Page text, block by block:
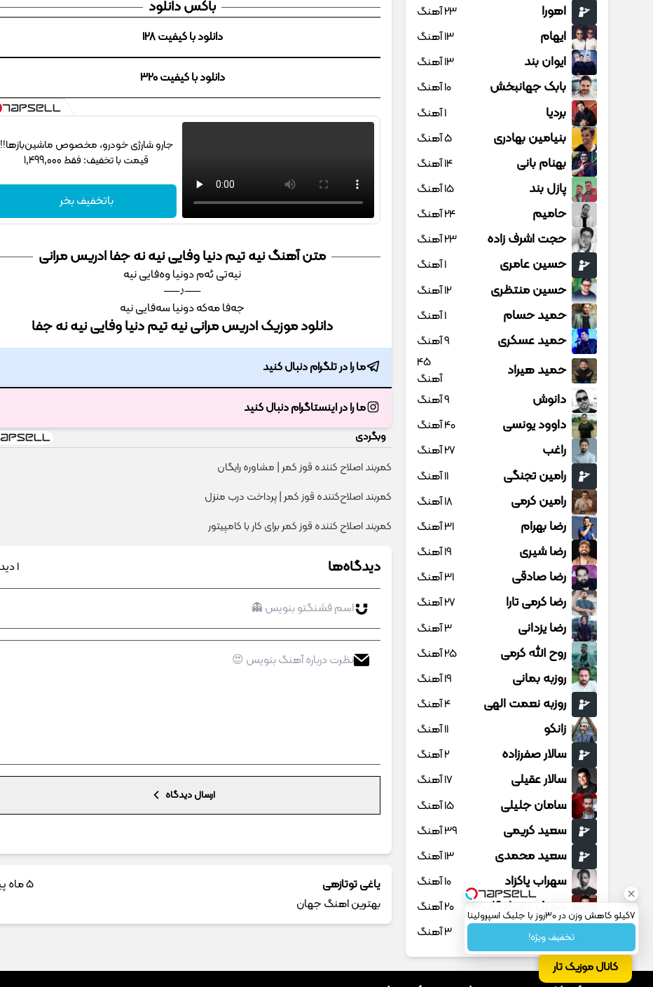
کانال موزیک تار
باکس دانلود
دانلود با کیفیت 128
دانلود با کیفیت 320
جارو شارژی خودرو، مخصوص ماشین‌باز‌ها!!
قیمت با تخفیف: فقط 1,499,000
باتخفیف بخر
متن آهنگ نیه‌ تیم دنیا وفایی نیه نه جفا ادریس مرانی
نیه‌تی ئه‌م دونیا وه‌فایی نیه
──♪──
جه‌فا مه‌که دونیا سه‌فایی نیه
دانلود موزیک ادریس مرانی نیه‌ تیم دنیا وفایی نیه نه جفا
ما را در تلگرام دنبال کنید
ما را در اینستاگرام دنبال کنید
وبگردی
کمربند اصلاح کننده قوز کمر | مشاوره رایگان
کمربند اصلاح‌کننده قوز کمر | پرداخت درب منزل
کمربند اصلاح کننده قوز کمر برای کار با کامپیتور
دیدگاه‌ها 1 دیدگاه
ارسال دیدگاه
یاغی توتازهی
5 ماه پیش
بهترین اهنگ جهان
اهورا 23 آهنگ
ایهام 13 آهنگ
ایوان بند 13 آهنگ
بابک جهانبخش 10 آهنگ
بردیا 1 آهنگ
بنیامین بهادری 5 آهنگ
بهنام بانی 14 آهنگ
پازل بند 15 آهنگ
حامیم 24 آهنگ
حجت اشرف زاده 23 آهنگ
حسین عامری 1 آهنگ
حسین منتظری 12 آهنگ
حمید حسام 1 آهنگ
حمید عسکری 9 آهنگ
حمید هیراد
45
آهنگ
دانوش 9 آهنگ
داوود یونسی 40 آهنگ
راغب 27 آهنگ
رامین تجنگی 11 آهنگ
رامین کرمی 18 آهنگ
رضا بهرام 31 آهنگ
رضا شیری 19 آهنگ
رضا صادقی 31 آهنگ
رضا کرمی تارا 27 آهنگ
رضا یزدانی 3 آهنگ
روح الله کرمی 25 آهنگ
روزبه بمانی 19 آهنگ
روزبه نعمت الهی 4 آهنگ
زانکو 11 آهنگ
سالار صفرزاده 2 آهنگ
سالار عقیلی 17 آهنگ
سامان جلیلی 15 آهنگ
سعید کریمی 39 آهنگ
سعید محمدی 13 آهنگ
سهراب پاکزاد 10 آهنگ
سهیل مهرزادگان 20 آهنگ
سیروان خسروی 3 آهنگ
سینا پارسیان 13 آهنگ
سینا پرسیان
7کیلو کاهش وزن در 30روز با جلبک اسپرولینا
تخفیف ویژه!